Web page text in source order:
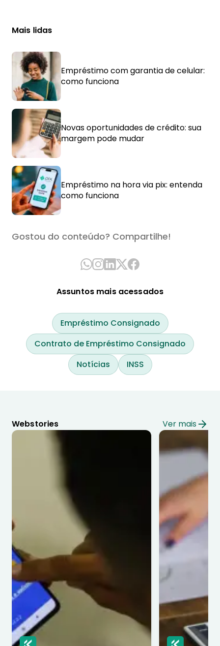
Mais lidas
Empréstimo com garantia de celular:
como funciona
Novas oportunidades de crédito: sua
margem pode mudar
Empréstimo na hora via pix: entenda
como funciona
Gostou do conteúdo? Compartilhe!
Assuntos mais acessados
Empréstimo Consignado
Contrato de Empréstimo Consignado
Notícias
INSS
Webstories Ver mais